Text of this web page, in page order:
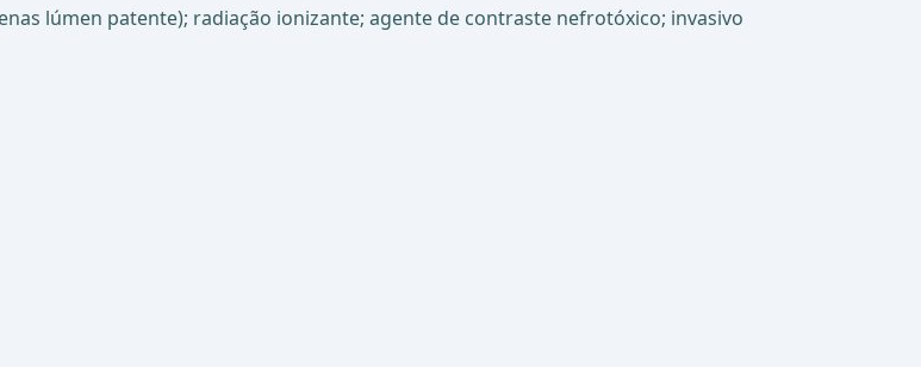
lúmen patente); radiação ionizante; agente de contraste nefrotóxico; invasivo